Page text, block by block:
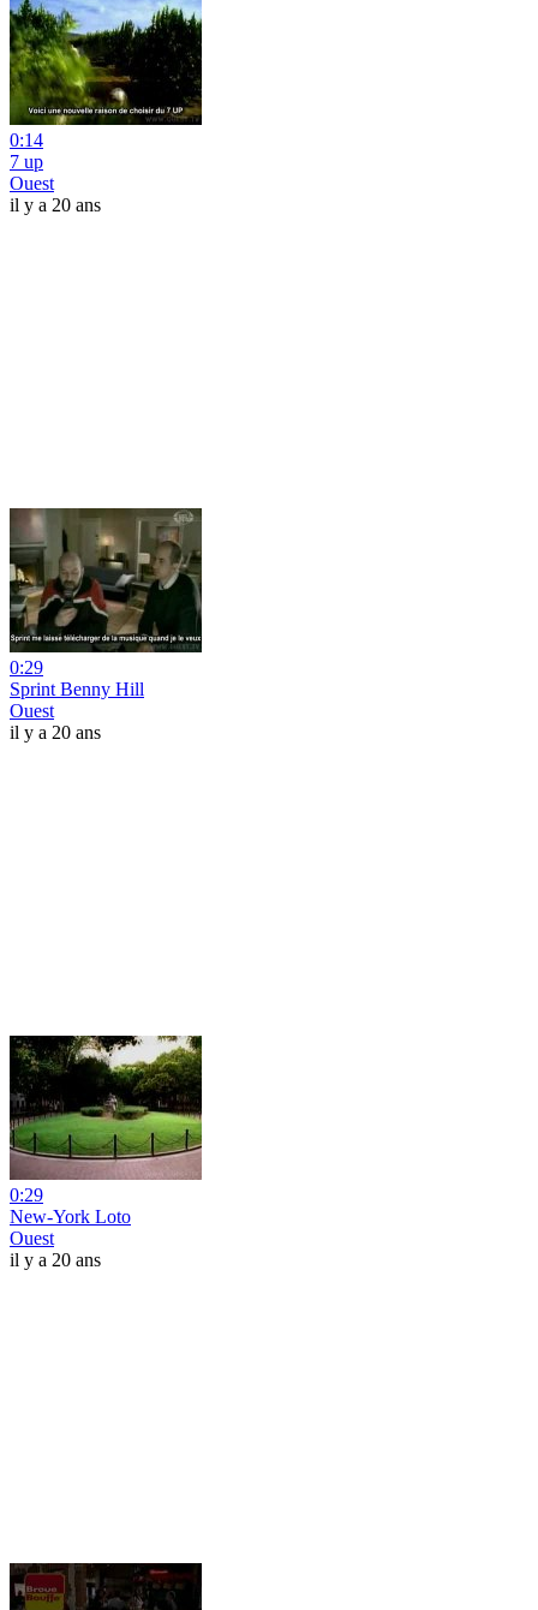
0:14
7 up
Ouest
il y a 20 ans
0:29
Sprint Benny Hill
Ouest
il y a 20 ans
0:29
New-York Loto
Ouest
il y a 20 ans